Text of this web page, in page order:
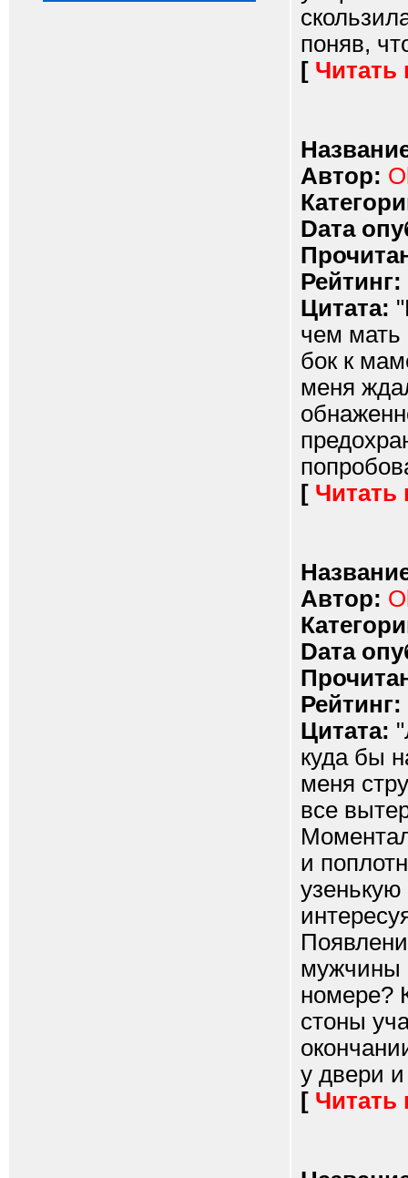
поняв,
[ Читать
Автор:
Dата
Рейтинг:
Цитата:
чем мать
бок к
меня
[ Читать
Автор:
Dата
Рейтинг:
Цитата:
куда бы
меня
все
и
мужчины
номере?
стоны
у двери
[ Читать